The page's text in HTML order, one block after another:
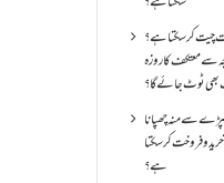
چیت کر سکتا ہے؟
سے معتکف کا روزہ
بھی ٹوٹ جائے گا؟
سے منہ چھپانا
و فروخت کر سکتا
ہے؟